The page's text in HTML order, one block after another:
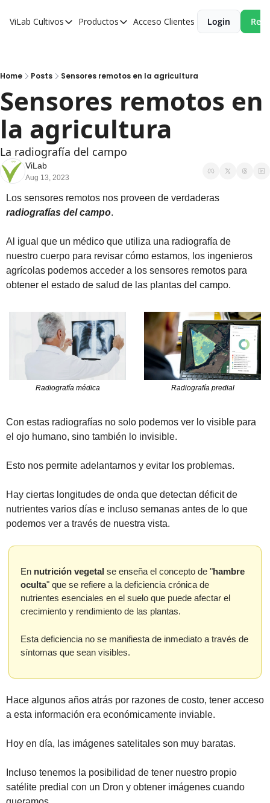
ViLab Cultivos
Cultivos
Olivos
Cítricos
Cerezos
Almendros
Tabaco
Productos
Productos
Estudio de Zonificación
Monitoreo Satelital de Cultivos
Acceso Clientes Login
Home Posts Sensores remotos en la agricultura
Sensores remotos en
la agricultura
La radiografía del campo
ViLab
Aug 13, 2023
radiografías del campo.
Al igual que un médico que utiliza una radiografía de
nuestro cuerpo para revisar cómo estamos, los ingenieros
agrícolas podemos acceder a los sensores remotos para
obtener el estado de salud de las plantas del campo.
Radiografía médica Radiografía predial
Con estas radiografías no solo podemos ver lo visible para
el ojo humano, sino también lo invisible.
Esto nos permite adelantarnos y evitar los problemas.
Hay ciertas longitudes de onda que detectan déficit de
nutrientes varios días e incluso semanas antes de lo que
podemos ver a través de nuestra vista.
En nutrición vegetal se enseña el concepto de "hambre
oculta" que se refiere a la deficiencia crónica de
nutrientes esenciales en el suelo que puede afectar el
crecimiento y rendimiento de las plantas.
Esta deficiencia no se manifiesta de inmediato a través de
síntomas que sean visibles.
Hace algunos años atrás por razones de costo, tener acceso
a esta información era económicamente inviable.
Hoy en día, las imágenes satelitales son muy baratas.
Incluso tenemos la posibilidad de tener nuestro propio
satélite predial con un Dron y obtener imágenes cuando